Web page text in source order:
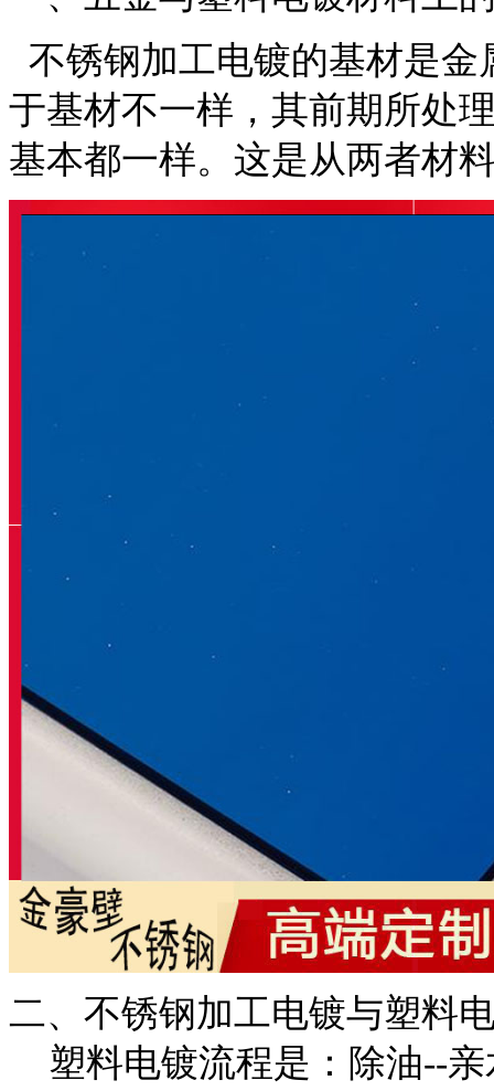
不锈钢加工电镀的基材是
于基材不一样，其前期所处
基本都一样。这是从两者材
二、不锈钢加工电镀与塑料
塑料电镀流程是：除油--亲